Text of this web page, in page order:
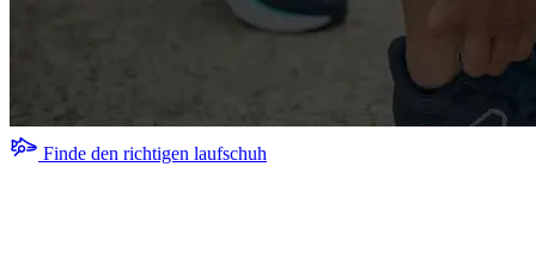
Finde den richtigen laufschuh